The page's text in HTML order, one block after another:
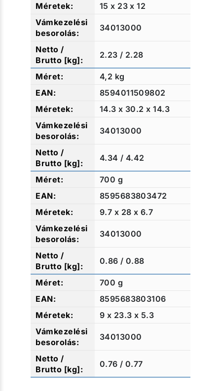
15 x 23 x 12
34013000
2.23 / 2.28
4,2 kg
8594011509802
14.3 x 30.2 x 14.3
34013000
4.34 / 4.42
700 g
8595683803472
9.7 x 28 x 6.7
34013000
0.86 / 0.88
700 g
8595683803106
9 x 23.3 x 5.3
34013000
0.76 / 0.77